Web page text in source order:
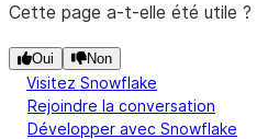
Cette page a-t-elle été utile ?
Oui Non
Visitez Snowflake
Rejoindre la conversation
Développer avec Snowflake